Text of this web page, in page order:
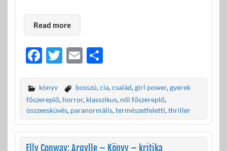
Read more
F
e
b
o
o
T
itt
er
E
ail
O
za
m
e
g
könyv bosszú,cia,család,girl power,gyerek
főszereplő, horror, klasszikus, női főszereplő,
összeesküvés, paranormális,természetfeletti,thriller
Elly Conway: Argylle – Könyv – kritika